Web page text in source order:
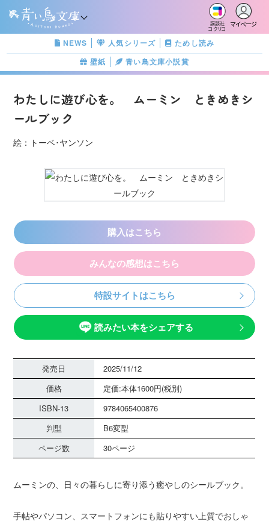
講談社
コクリコ
マイページ
NEWS 人気シリーズ
ためし読み
壁紙
青い鳥文庫小説賞
わたしに遊び心を。 ムーミン ときめきシ
ールブック
絵：トーベ･ヤンソン
購入はこちら
みんなの感想はこちら
特設サイトはこちら
読みたい本をシェアする
発売日
2025/11/12
価格
定価:本体1600円(税別)
ISBN-13
9784065400876
判型
B6変型
ページ数
30ページ
ムーミンの、日々の暮らしに寄り添う癒やしのシールブック。
手帖やパソコン、スマートフォンにも貼りやすい上質でおしゃ